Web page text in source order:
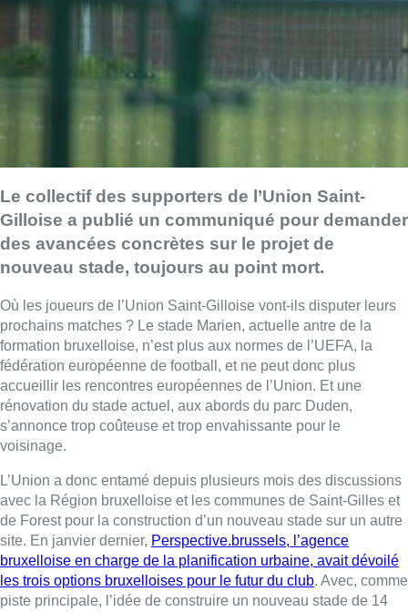
Le collectif des supporters de l’Union Saint-
Gilloise a publié un communiqué pour demander
des avancées concrètes sur le projet de
nouveau stade, toujours au point mort.
Où les joueurs de l’Union Saint-Gilloise vont-ils disputer leurs
prochains matches ? Le stade Marien, actuelle antre de la
formation bruxelloise, n’est plus aux normes de l’UEFA, la
fédération européenne de football, et ne peut donc plus
accueillir les rencontres européennes de l’Union. Et une
rénovation du stade actuel, aux abords du parc Duden,
s’annonce trop coûteuse et trop envahissante pour le
voisinage.
L’Union a donc entamé depuis plusieurs mois des discussions
avec la Région bruxelloise et les communes de Saint-Gilles et
de Forest pour la construction d’un nouveau stade sur un autre
site. En janvier dernier, Perspective.brussels, l’agence
bruxelloise en charge de la planification urbaine, avait dévoilé
les trois options bruxelloises pour le futur du club. Avec, comme
piste principale, l’idée de construire un nouveau stade de 14